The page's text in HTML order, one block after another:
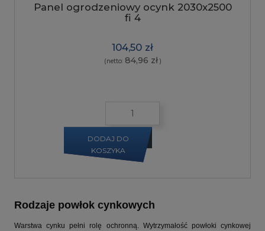
Panel ogrodzeniowy ocynk 2030x2500
fi 4
104,50 zł
(netto: 84,96 zł)
DODAJ DO
KOSZYKA
Rodzaje powłok cynkowych
Warstwa cynku pełni rolę ochronną. Wytrzymałość powłoki cynkowej